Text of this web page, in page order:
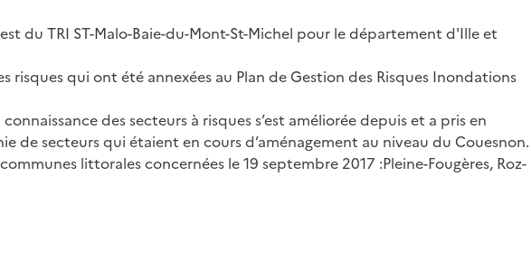
du TRI ST-Malo-Baie-du-Mont-St-Michel pour le département d'Ille et
qui ont été annexées au Plan de Gestion des Risques Inondations
des secteurs à risques s’est améliorée depuis et a pris en
de secteurs qui étaient en cours d’aménagement au niveau du Couesnon.
littorales concernées le 19 septembre 2017 :Pleine-Fougères, Roz-